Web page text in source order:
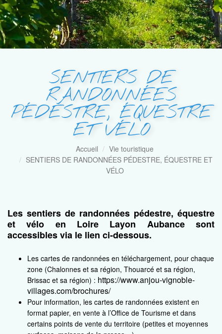
SENTIERS DE
RANDONNÉES
PÉDESTRE, ÉQUESTRE
ET VÉLO
Accueil
Vie touristique
SENTIERS DE RANDONNÉES PÉDESTRE, ÉQUESTRE ET
VÉLO
Les sentiers de randonnées pédestre, équestre
et vélo en Loire Layon Aubance sont
accessibles via le lien ci-dessous.
Les cartes de randonnées en téléchargement, pour chaque
zone (Chalonnes et sa région, Thouarcé et sa région,
Brissac et sa région) : https://www.anjou-vignoble-
villages.com/brochures/
Pour information, les cartes de randonnées existent en
format papier, en vente à l’Office de Tourisme et dans
certains points de vente du territoire (petites et moyennes